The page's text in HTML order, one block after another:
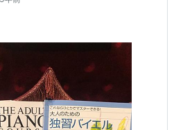
～ （…